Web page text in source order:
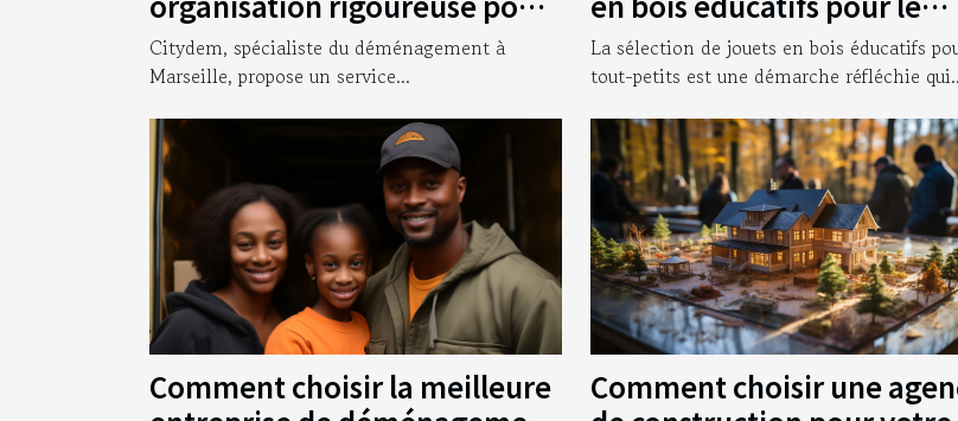
votre déménagement
d’entreprise à Marseille !
Citydem, spécialiste du déménagement à
Marseille, propose un service...
développement des tout-
petits
La sélection de jouets en bois éducatifs
tout-petits est une démarche réfléchie
Comment choisir la meilleure
Comment choisir une